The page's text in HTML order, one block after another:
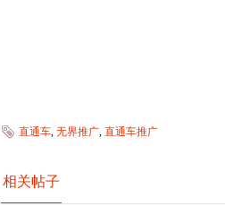
直通车 无界推广 直通车推广
相关帖子